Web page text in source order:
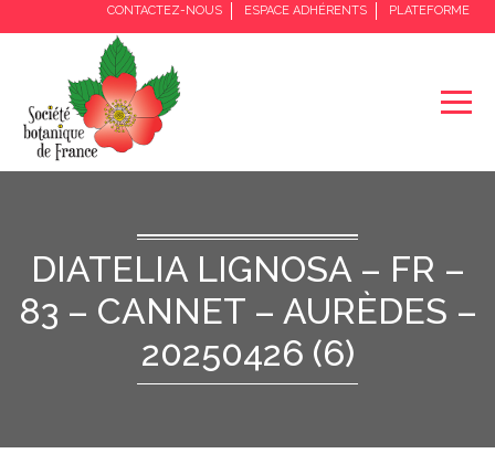
CONTACTEZ-NOUS ESPACE ADHÉRENTS PLATEFORME
DIATELIA LIGNOSA – FR –
83 – CANNET – AURÈDES –
20250426 (6)